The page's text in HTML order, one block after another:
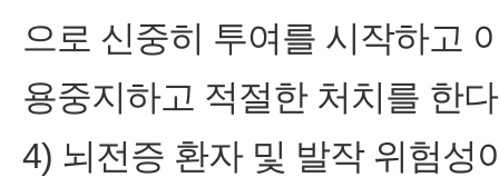
으로 신중히 투여를 시작하고
용중지하고 적절한 처치를 한
4) 뇌전증 환자 및 발작 위험성